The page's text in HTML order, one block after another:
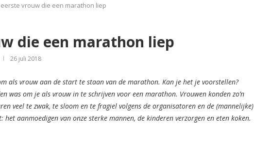
eerste vrouw die een marathon liep
die een marathon liep
26 juli 2018
als vrouw aan de start te staan van de marathon. Kan je het je voorstellen?
was om je als vrouw in te schrijven voor een marathon. Vrouwen konden zo’n
veel te zwak, te sloom en te fragiel volgens de organisatoren en de (mannelijke)
aanmoedigen van onze sterke mannen, de kinderen verzorgen en eten koken.